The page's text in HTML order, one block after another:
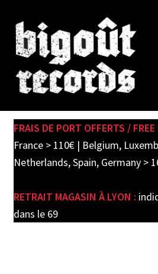
Skip
to
navigation
Skip
to
content
SHOP
PRE-ORDERS
FRAIS DE PORT OFFERTS /
France > 110€ | Belgium,
Netherlands, Spain, Germany >
RETRAIT MAGASIN À LYON :
dans le 69